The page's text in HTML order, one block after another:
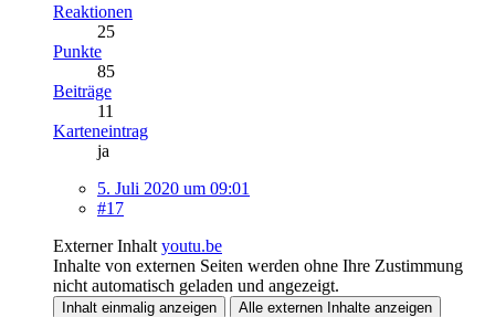
Reaktionen
25
Punkte
85
Beiträge
11
Karteneintrag
ja
5. Juli 2020 um 09:01
#17
Externer Inhalt youtu.be
Inhalte von externen Seiten werden ohne Ihre Zustimmung
nicht automatisch geladen und angezeigt.
Inhalt einmalig anzeigen Alle externen Inhalte anzeigen